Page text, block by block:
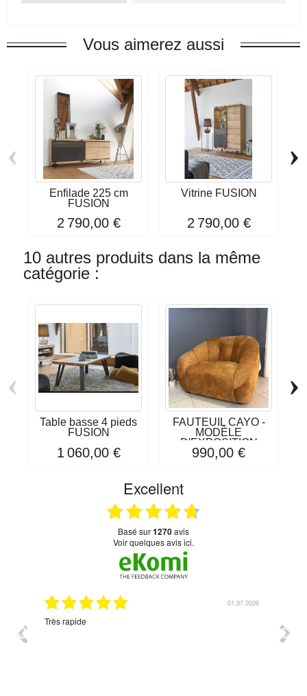
Vous aimerez aussi
Enfilade 225 cm
FUSION
2 790,00 €
Vitrine FUSION
2 790,00 €
‹ ›
10 autres produits dans la même
catégorie :
Table basse 4 pieds
FUSION
1 060,00 €
FAUTEUIL CAYO -
MODÈLE
D'EXPOSITION
990,00 €
‹ ›
Excellent
basé sur1270avis
Voir quelques avis ici.
01.07.2026
Très rapide